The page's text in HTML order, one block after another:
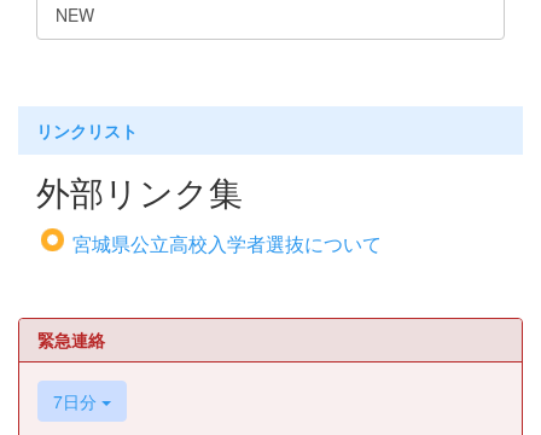
NEW
リンクリスト
外部リンク集
宮城県公立高校入学者選抜について
緊急連絡
7日分